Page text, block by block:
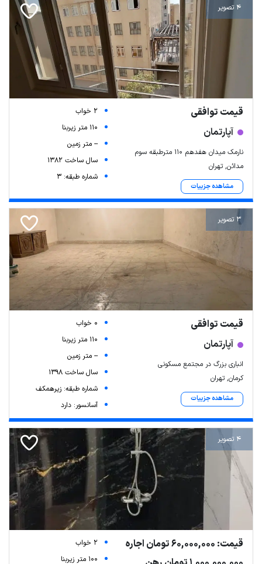
4 تصویر
قیمت توافقی
آپارتمان
نارمک میدان هفدهم ۱۱۰ مترطبقه سوم
مدائن, تهران
مشاهده جزییات
2 خواب
110 متر زیربنا
-- متر زمین
سال ساخت 1382
شماره طبقه: 3
3 تصویر
قیمت توافقی
آپارتمان
انباری بزرگ در مجتمع مسکونی
کرمان, تهران
مشاهده جزییات
0 خواب
110 متر زیربنا
-- متر زمین
سال ساخت 1398
شماره طبقه: زیرهمکف
آسانسور: دارد
4 تصویر
قیمت: 60,000,000 تومان اجاره
2 خواب
100 متر زیربنا